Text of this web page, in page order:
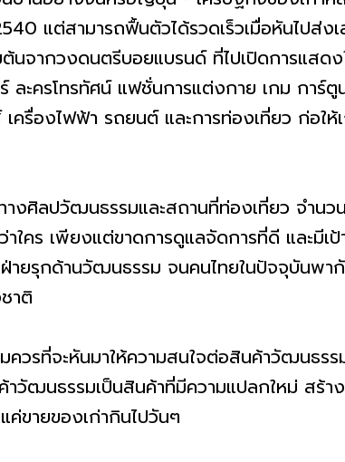
แต่สามารถฟื้นตัวได้รวดเร็วเมื่อหันไปส่ง
จากวงดนตรีบอยแบรนด์ ที่ไปเปิดการแสดง
ครโทรทัศน์ แฟชั่นการแต่งกาย เกม การ์ตู
ครื่องไฟฟ้า รถยนต์ และการท่องเที่ยว ก่อให้
ปวัฒนธรรมและสถานที่ท่องเที่ยว จำนวน
คร เพียงแต่ขาดการดูแลจัดการที่ดี และมีเป้
ายรุกด้านวัฒนธรรม จนคนไทยในปัจจุบันพากั
าติ
จะหันมาให้ความสนใจต่อสินค้าวัฒนธรร
วัฒนธรรมเป็นสินค้าที่มีความแปลกใหม่ สร้า
ค่ขายของเก่ากินไปวันๆ